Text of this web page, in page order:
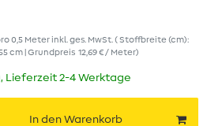
0,5 Meter inkl. ges. MwSt.( Stoffbreite (cm):
cm | Grundpreis 12,69 € / Meter)
Lieferzeit 2-4 Werktage
In den Warenkorb